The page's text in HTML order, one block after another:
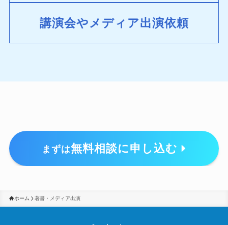
講演会やメディア出演依頼
まずは無料相談に申し込む
ホーム 著書・メディア出演